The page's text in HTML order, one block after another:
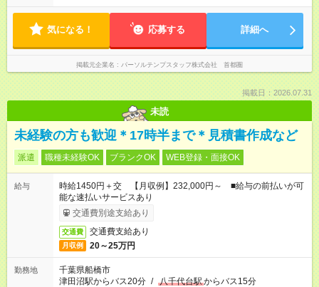
気になる！ 応募する 詳細へ
掲載元企業名 パーソルテンプスタッフ株式会社 首都圏
掲載日：2026.07.31
未読
未経験の方も歓迎＊17時半まで＊見積書作成など
派遣 職種未経験OK ブランクOK WEB登録・面接OK
給与
時給1450円＋交 【月収例】232,000円～ ■給与の前払いが可
能な速払いサービスあり
交通費別途支給あり
交通費 交通費支給あり
月収例 20～25万円
勤務地
千葉県船橋市
津田沼駅からバス20分 / 八千代台駅からバス15分